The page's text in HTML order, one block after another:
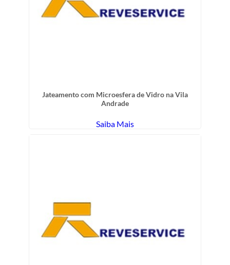
Jateamento com Microesfera de Vidro na Vila
Andrade
Saiba Mais